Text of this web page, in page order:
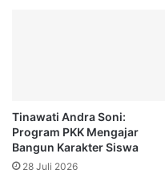
Tinawati Andra Soni:
Program PKK Mengajar
Bangun Karakter Siswa
28 Juli 2026